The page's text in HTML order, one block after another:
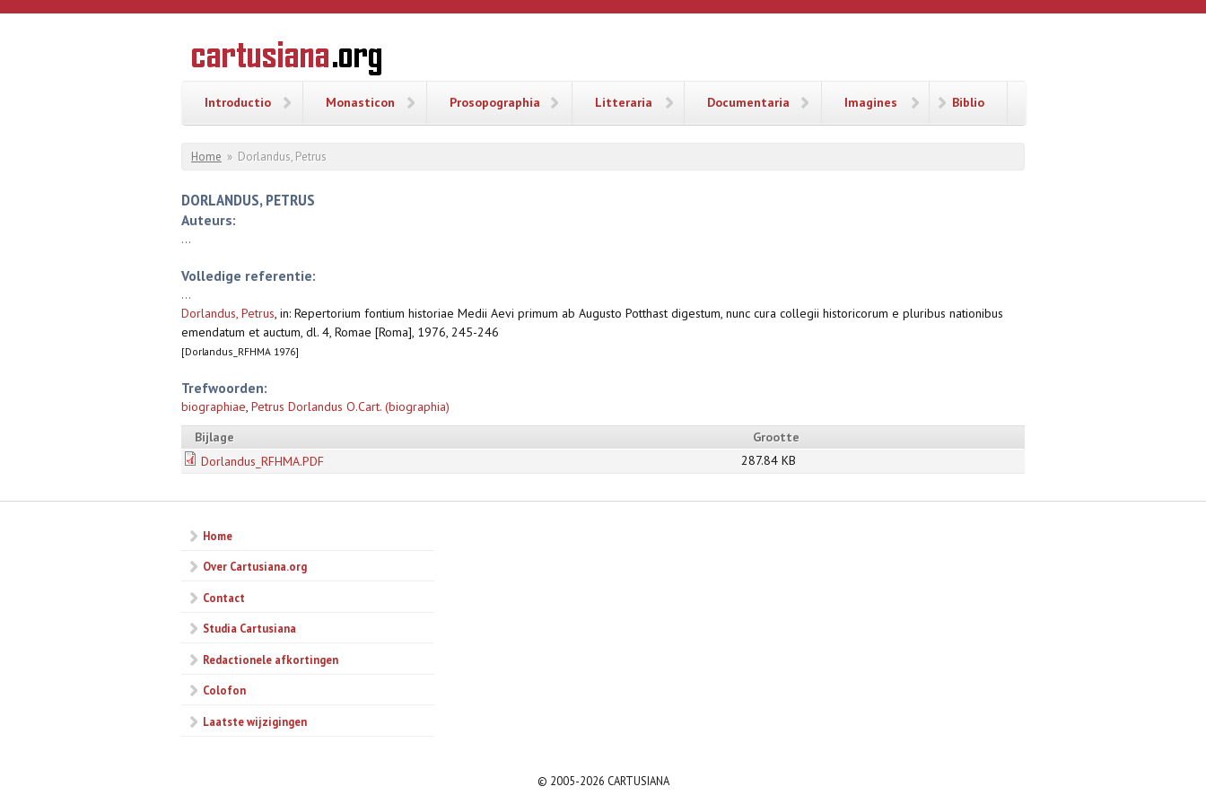
Overslaan en naar de inhoud gaan
CARTUSIANA
Geschiedenis
van de
Introductio Monasticon Prosopographia Litteraria Documentaria Imagines Biblio
U bent hier
Home » Dorlandus, Petrus
DORLANDUS, PETRUS
Auteurs:
...
Volledige referentie:
...
Dorlandus, Petrus, in: Repertorium fontium historiae Medii Aevi primum ab Augusto Potthast digestum, nunc cura collegii historicorum e pluribus nationibus
emendatum et auctum, dl. 4, Romae [Roma], 1976, 245-246
[Dorlandus_RFHMA 1976]
Trefwoorden:
biographiae, Petrus Dorlandus O.Cart. (biographia)
Bijlage
Grootte
Dorlandus_RFHMA.PDF
287.84 KB
Home
Over Cartusiana.org
Contact
Studia Cartusiana
Redactionele afkortingen
Colofon
Laatste wijzigingen
© 2005-2026 CARTUSIANA